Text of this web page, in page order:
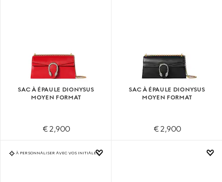
SAC À ÉPAULE DIONYSUS
MOYEN FORMAT
€ 2,900
SAC À ÉPAULE DIONYSUS
MOYEN FORMAT
€ 2,900
À PERSONNALISER AVEC VOS INITIALES